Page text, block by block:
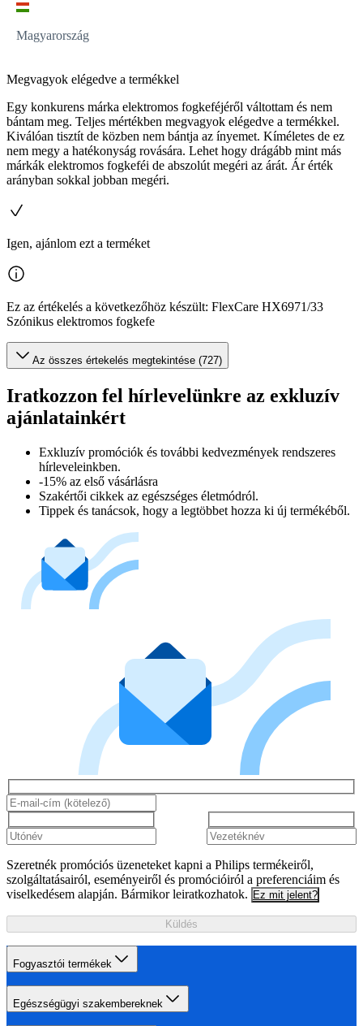
Magyarország
Megvagyok elégedve a termékkel
Egy konkurens márka elektromos fogkeféjéről váltottam és nem
bántam meg. Teljes mértékben megvagyok elégedve a termékkel.
Kiválóan tisztít de közben nem bántja az ínyemet. Kíméletes de ez
nem megy a hatékonyság rovására. Lehet hogy drágább mint más
márkák elektromos fogkeféi de abszolút megéri az árát. Ár érték
arányban sokkal jobban megéri.
Igen, ajánlom ezt a terméket
Ez az értékelés a következőhöz készült: FlexCare HX6971/33
Szónikus elektromos fogkefe
Az összes értekelés megtekintése (727)
Iratkozzon fel hírlevelünkre az exkluzív
ajánlatainkért​
Exkluzív promóciók és további kedvezmények rendszeres
hírleveleinkben.
-15% az első vásárlásra
Szakértői cikkek az egészséges életmódról.
Tippek és tanácsok, hogy a legtöbbet hozza ki új termékéből.
Szeretnék promóciós üzeneteket kapni a Philips termékeiről,
szolgáltatásairól, eseményeiről és promócióiról a preferenciáim és
viselkedésem alapján. Bármikor leiratkozhatok. Ez mit jelent?
Küldés
Fogyasztói termékek
Egészségügyi szakembereknek